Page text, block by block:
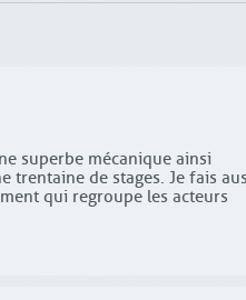
superbe mécanique ainsi
trentaine de stages. Je fais
qui regroupe les acteurs